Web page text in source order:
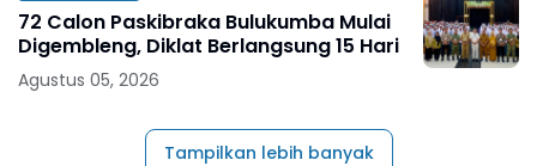
72 Calon Paskibraka Bulukumba Mulai
Digembleng, Diklat Berlangsung 15 Hari
Agustus 05, 2026
Tampilkan lebih banyak